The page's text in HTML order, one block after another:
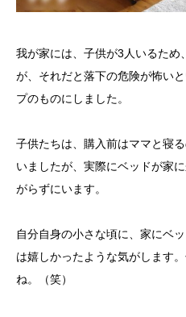
我が家には、子供が3人いるため
が、それだと落下の危険が怖い
プのものにしました。
子供たちは、購入前はママと寝
いましたが、実際にベッドが家
がらずにいます。
自分自身の小さな頃に、家にベ
は嬉しかったような気がします
ね。（笑）